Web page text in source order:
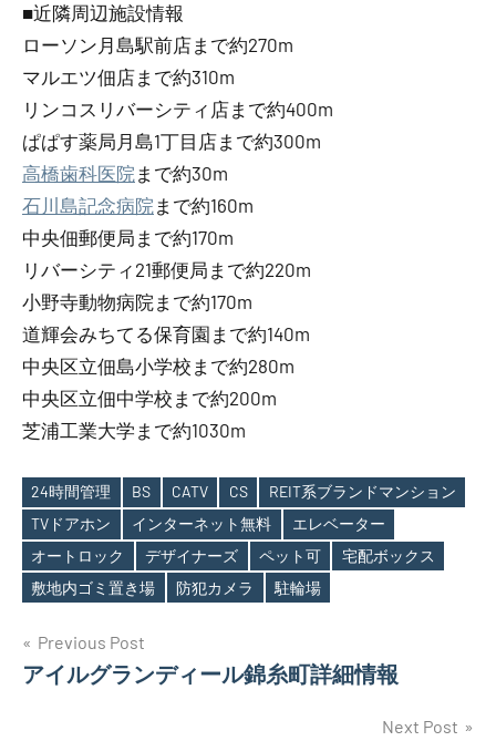
■近隣周辺施設情報
ローソン月島駅前店まで約270m
マルエツ佃店まで約310m
リンコスリバーシティ店まで約400m
ぱぱす薬局月島1丁目店まで約300m
高橋歯科医院 まで約30m
石川島記念病院 まで約160m
中央佃郵便局まで約170m
リバーシティ21郵便局まで約220m
小野寺動物病院まで約170m
道輝会みちてる保育園まで約140m
中央区立佃島小学校まで約280m
中央区立佃中学校まで約200m
芝浦工業大学まで約1030m
Tags
24時間管理 BS CATV CS
REIT系ブランドマンション
TVドアホン
インターネット無料
エレベーター
オートロック
デザイナーズ ペット可
宅配ボックス
敷地内ゴミ置き場
防犯カメラ 駐輪場
投
稿
Previous Post
アイルグランディール錦糸町詳細情報
Next Post